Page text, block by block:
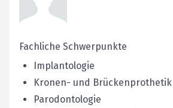
Fachliche Schwerpunkte
Implantologie
Kronen- und Brückenprothetik
Parodontologie